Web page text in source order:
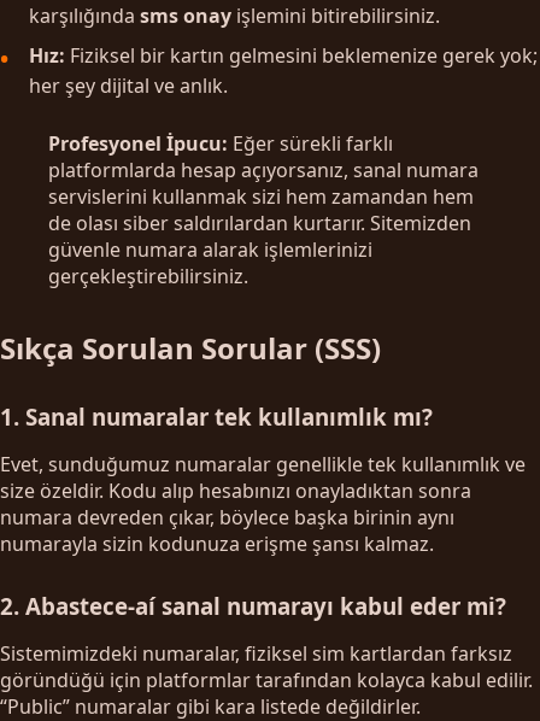
karşılığında sms onay işlemini bitirebilirsiniz.
Hız: Fiziksel bir kartın gelmesini beklemenize gerek yok;
her şey dijital ve anlık.
Profesyonel İpucu: Eğer sürekli farklı
platformlarda hesap açıyorsanız, sanal numara
servislerini kullanmak sizi hem zamandan hem
de olası siber saldırılardan kurtarır. Sitemizden
güvenle numara alarak işlemlerinizi
gerçekleştirebilirsiniz.
Sıkça Sorulan Sorular (SSS)
1. Sanal numaralar tek kullanımlık mı?
Evet, sunduğumuz numaralar genellikle tek kullanımlık ve
size özeldir. Kodu alıp hesabınızı onayladıktan sonra
numara devreden çıkar, böylece başka birinin aynı
numarayla sizin kodunuza erişme şansı kalmaz.
2. Abastece-aí sanal numarayı kabul eder mi?
Sistemimizdeki numaralar, fiziksel sim kartlardan farksız
göründüğü için platformlar tarafından kolayca kabul edilir.
“Public” numaralar gibi kara listede değildirler.